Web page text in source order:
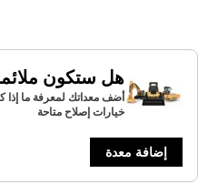
هل ستكون
أضف معداتك لمعرفة ما إذا
خيارات إصلاح متاحة
إضافة معدة